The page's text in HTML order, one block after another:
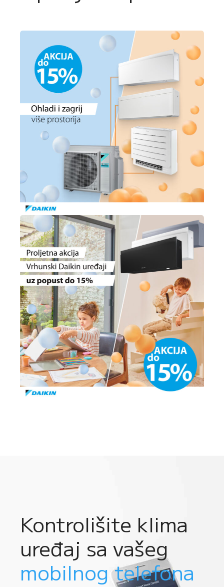
Kontrolišite klima
uređaj sa vašeg
mobilnog telefona